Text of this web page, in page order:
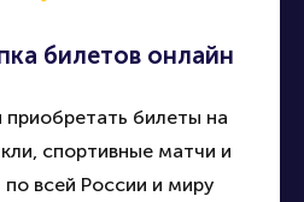
билетов онлайн
приобретать билеты на
спортивные матчи и
всей России и миру